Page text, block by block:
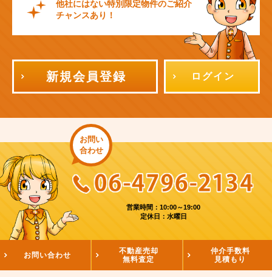
他社にはない特別限定物件のご紹介
チャンスあり！
新規会員登録 ログイン
お問い
合わせ
営業時間：10:00～19:00
定休日：水曜日
お問い合わせ
不動産売却
無料査定
仲介手数料
見積もり